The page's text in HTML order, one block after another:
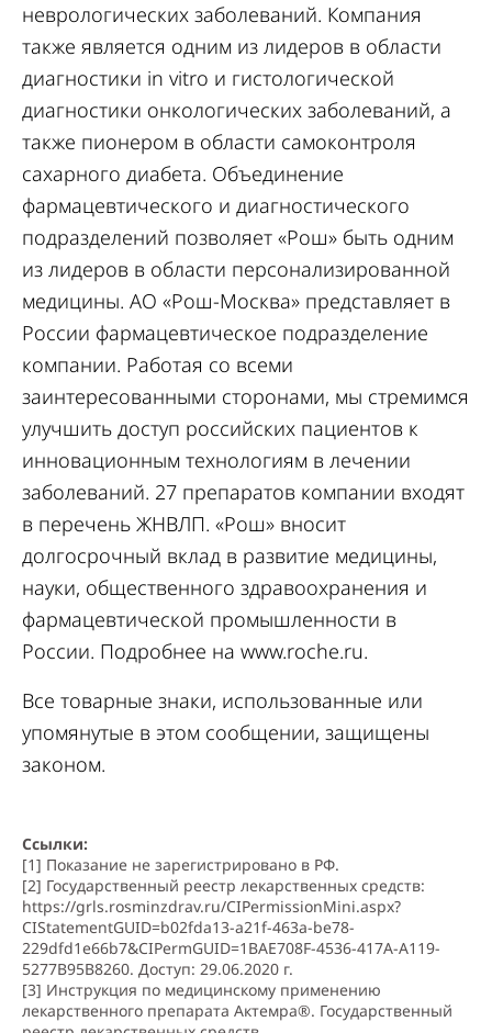
неврологических заболеваний. Компания
также является одним из лидеров в области
диагностики in vitro и гистологической
диагностики онкологических заболеваний, а
также пионером в области самоконтроля
сахарного диабета. Объединение
фармацевтического и диагностического
подразделений позволяет «Рош» быть одним
из лидеров в области персонализированной
медицины. АО «Рош-Москва» представляет в
России фармацевтическое подразделение
компании. Работая со всеми
заинтересованными сторонами, мы стремимся
улучшить доступ российских пациентов к
инновационным технологиям в лечении
заболеваний. 27 препаратов компании входят
в перечень ЖНВЛП. «Рош» вносит
долгосрочный вклад в развитие медицины,
науки, общественного здравоохранения и
фармацевтической промышленности в
России. Подробнее на www.roche.ru.
Все товарные знаки, использованные или
упомянутые в этом сообщении, защищены
законом.
Ссылки:
[1] Показание не зарегистрировано в РФ.
[2] Государственный реестр лекарственных средств:
https://grls.rosminzdrav.ru/CIPermissionMini.aspx?
CIStatementGUID=b02fda13-a21f-463a-be78-
229dfd1e66b7&CIPermGUID=1BAE708F-4536-417A-A119-
5277B95B8260. Доступ: 29.06.2020 г.
[3] Инструкция по медицинскому применению
лекарственного препарата Актемра®. Государственный